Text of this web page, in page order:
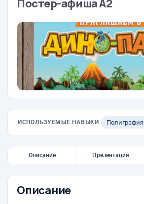
Постер-афиша А2
ИСПОЛЬЗУЕМЫЕ НАВЫКИ Полиграфия
Описание Презентация
Описание